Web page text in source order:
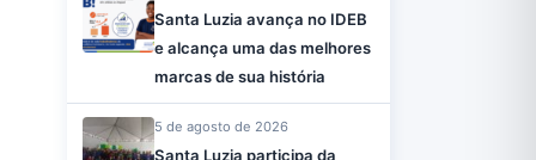
Santa Luzia avança no IDEB
e alcança uma das melhores
marcas de sua história
5 de agosto de 2026
Santa Luzia participa da